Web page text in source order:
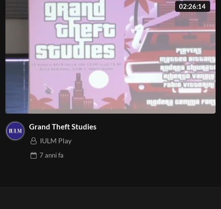
02:26:14
Grand Theft Studies
IULM Play
7 annifa